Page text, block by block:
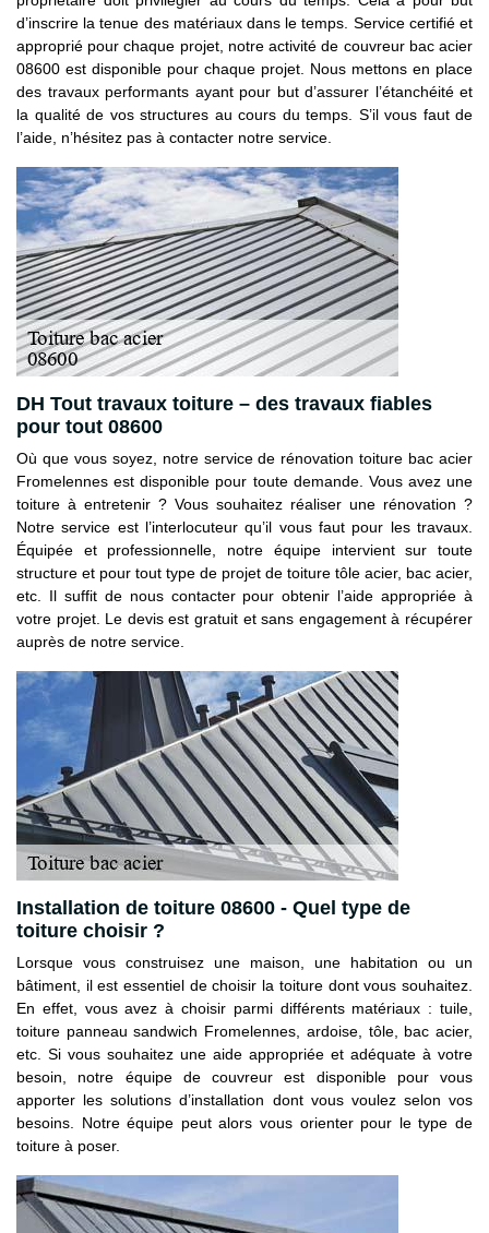
d’inscrire la tenue des matériaux dans le temps. Service certifié et
approprié pour chaque projet, notre activité de couvreur bac acier
08600 est disponible pour chaque projet. Nous mettons en place
des travaux performants ayant pour but d’assurer l’étanchéité et
la qualité de vos structures au cours du temps. S’il vous faut de
l’aide, n’hésitez pas à contacter notre service.
DH Tout travaux toiture – des travaux fiables
pour tout 08600
Où que vous soyez, notre service de rénovation toiture bac acier
Fromelennes est disponible pour toute demande. Vous avez une
toiture à entretenir ? Vous souhaitez réaliser une rénovation ?
Notre service est l’interlocuteur qu’il vous faut pour les travaux.
Équipée et professionnelle, notre équipe intervient sur toute
structure et pour tout type de projet de toiture tôle acier, bac acier,
etc. Il suffit de nous contacter pour obtenir l’aide appropriée à
votre projet. Le devis est gratuit et sans engagement à récupérer
auprès de notre service.
Installation de toiture 08600 - Quel type de
toiture choisir ?
Lorsque vous construisez une maison, une habitation ou un
bâtiment, il est essentiel de choisir la toiture dont vous souhaitez.
En effet, vous avez à choisir parmi différents matériaux : tuile,
toiture panneau sandwich Fromelennes, ardoise, tôle, bac acier,
etc. Si vous souhaitez une aide appropriée et adéquate à votre
besoin, notre équipe de couvreur est disponible pour vous
apporter les solutions d’installation dont vous voulez selon vos
besoins. Notre équipe peut alors vous orienter pour le type de
toiture à poser.